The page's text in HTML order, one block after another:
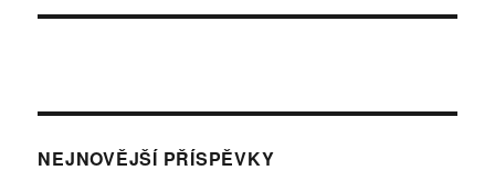
NEJNOVĚJŠÍ PŘÍSPĚVKY